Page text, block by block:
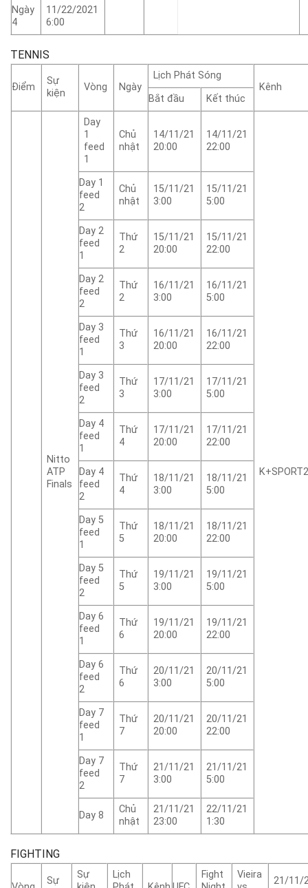
Ngày
4
11/22/2021
6:00
TENNIS
Điểm
Sự
kiện
Vòng Ngày
Lịch Phát Sóng
Kênh
Bắt đầu
Kết thúc
Nitto
ATP
Finals
Day
1
feed
1
Chủ
nhật
14/11/21
20:00
14/11/21
22:00
Day 1
feed
2
Chủ
nhật
15/11/21
3:00
15/11/21
5:00
Day 2
feed
1
Thứ
2
15/11/21
20:00
15/11/21
22:00
Day 2
feed
2
Thứ
2
16/11/21
3:00
16/11/21
5:00
Day 3
feed
1
Thứ
3
16/11/21
20:00
16/11/21
22:00
Day 3
feed
2
Thứ
3
17/11/21
3:00
17/11/21
5:00
Day 4
feed
1
Thứ
4
17/11/21
20:00
17/11/21
22:00
Day 4
feed
2
Thứ
4
18/11/21
3:00
18/11/21
5:00
Day 5
feed
1
Thứ
5
18/11/21
20:00
18/11/21
22:00
Day 5
feed
2
Thứ
5
19/11/21
3:00
19/11/21
5:00
Day 6
feed
1
Thứ
6
19/11/21
20:00
19/11/21
22:00
Day 6
feed
2
Thứ
6
20/11/21
3:00
20/11/21
5:00
Day 7
feed
1
Thứ
7
20/11/21
20:00
20/11/21
22:00
Day 7
feed
2
Thứ
7
21/11/21
3:00
21/11/21
5:00
Day 8
Chủ
nhật
21/11/21
23:00
22/11/21
1:30
FIGHTING
Sự
Sự
Lịch
Fight
Vieira
21/11/